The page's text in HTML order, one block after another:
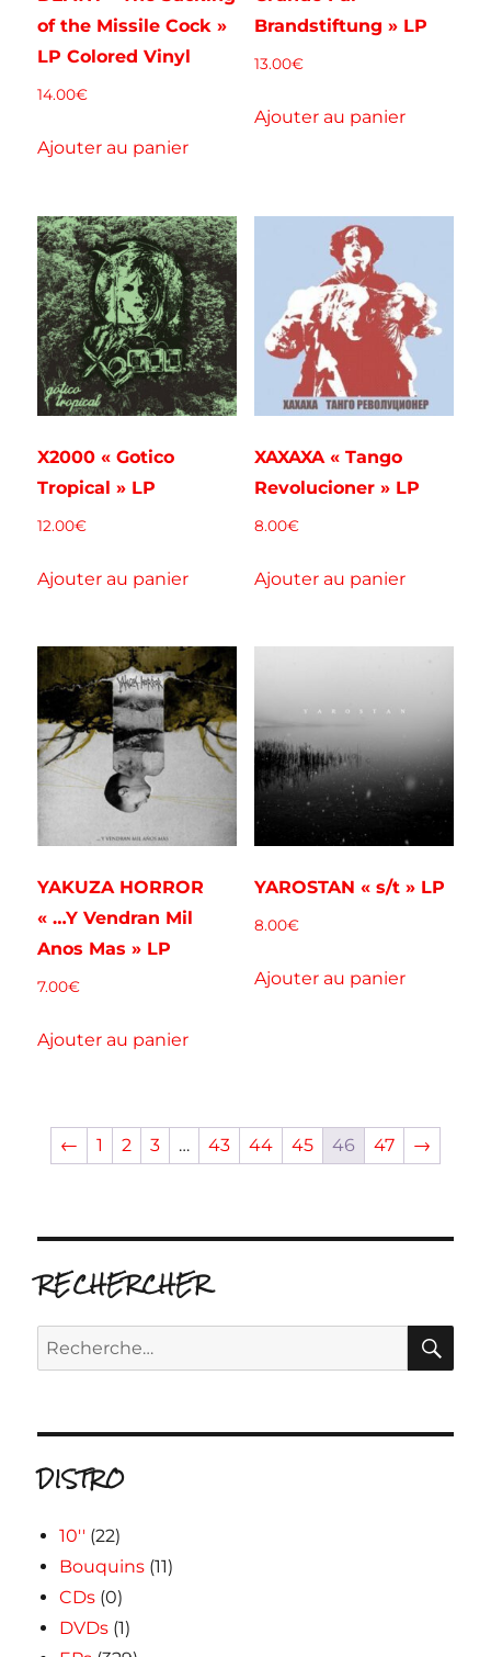
of the Missile Cock »
LP Colored Vinyl
14.00€
Ajouter au panier
Brandstiftung » LP
13.00€
Ajouter au panier
X2000 « Gotico
Tropical » LP
12.00€
Ajouter au panier
XAXAXA « Tango
Revolucioner » LP
8.00€
Ajouter au panier
YAKUZA HORROR
« …Y Vendran Mil
Anos Mas » LP
7.00€
Ajouter au panier
YAROSTAN « s/t » LP
8.00€
Ajouter au panier
← 1 2 3 … 43 44 45 46 47 →
RECHERCHER
Recherche
pour :
DISTRO
10'' (22)
Bouquins (11)
CDs (0)
DVDs (1)